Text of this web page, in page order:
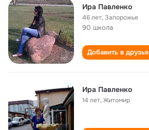
Ира Павленко
46 лет,Запорожье
90 школа
Добавить в друзья
Ира Павленко
14 лет,Житомир